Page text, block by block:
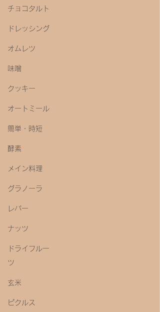
チョコタルト
ドレッシング
オムレツ
味噌
クッキー
オートミール
簡単・時短
酵素
メイン料理
グラノーラ
レバー
ナッツ
ドライフルー
ツ
玄米
ピクルス